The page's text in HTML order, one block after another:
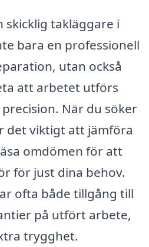
skicklig takläggare i
bara en professionell
utan också
att arbetet utförs
När du söker
det viktigt att jämföra
omdömen för att
för just dina behov.
ofta både tillgång till
på utfört arbete,
trygghet.